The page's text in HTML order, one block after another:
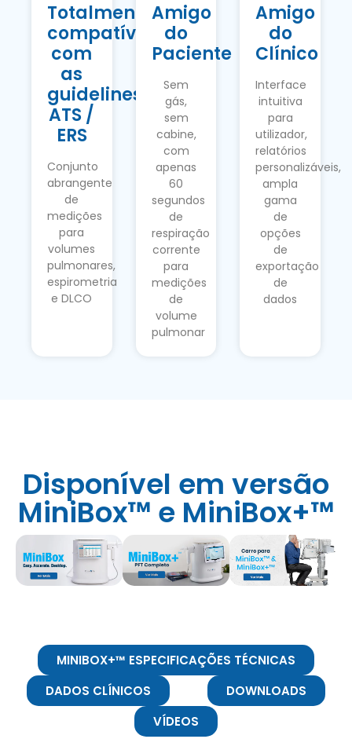
Totalmente
compatível
com
as
guidelines
ATS /
ERS
Conjunto
abrangente
de
medições
para
volumes
pulmonares,
espirometria
e DLCO
Amigo
do
Paciente
Sem
gás,
sem
cabine,
com
apenas
60
segundos
de
respiração
corrente
para
medições
de
volume
pulmonar
Amigo
do
Clínico
Interface
intuitiva
para
utilizador,
relatórios
personalizáveis,
ampla
gama
de
opções
de
exportação
de
dados
Disponível em versão
MiniBox™ e MiniBox+™
MINIBOX+™ ESPECIFICAÇÕES TÉCNICAS
DADOS CLÍNICOS
DOWNLOADS
VÍDEOS